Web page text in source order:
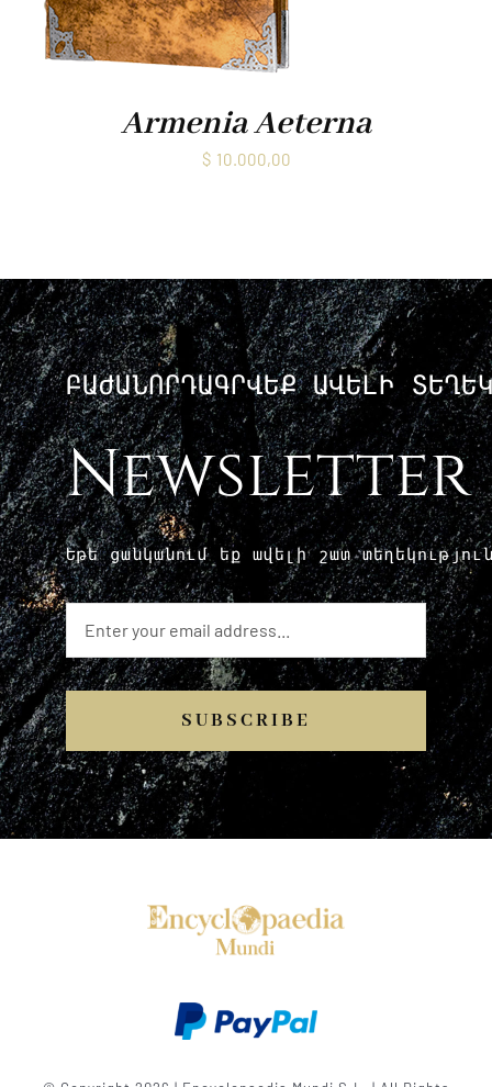
Armenia Aeterna
$ 10.000,00
ԲԱԺԱՆՈՐԴԱԳՐՎԵՔ ԱՎԵԼԻ
Newsletter
Եթե ​​ցանկանում եք ավելի շատ
SUBSCRIBE